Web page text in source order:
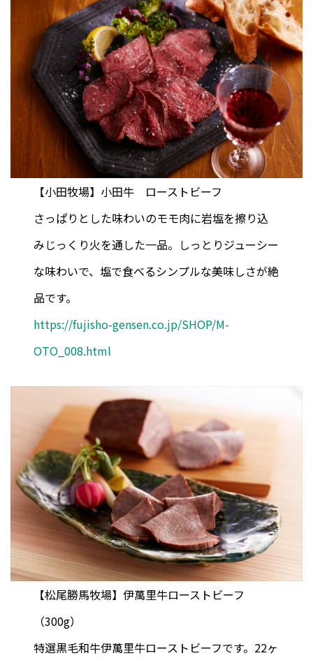
【小田牧場】小田牛 ローストビーフ
さっぱりとした味わいのモモ肉に岩塩を擦り込
みじっくり火を通した一品。しっとりジューシー
な味わいで、塩で食べるシンプルな美味しさが絶
品です。
https://fujisho-gensen.co.jp/SHOP/M-
OTO_008.html
【松尾勝馬牧場】伊萬里牛ローストビーフ
（300g）
特選黒毛和牛伊萬里牛ローストビーフです。22ヶ